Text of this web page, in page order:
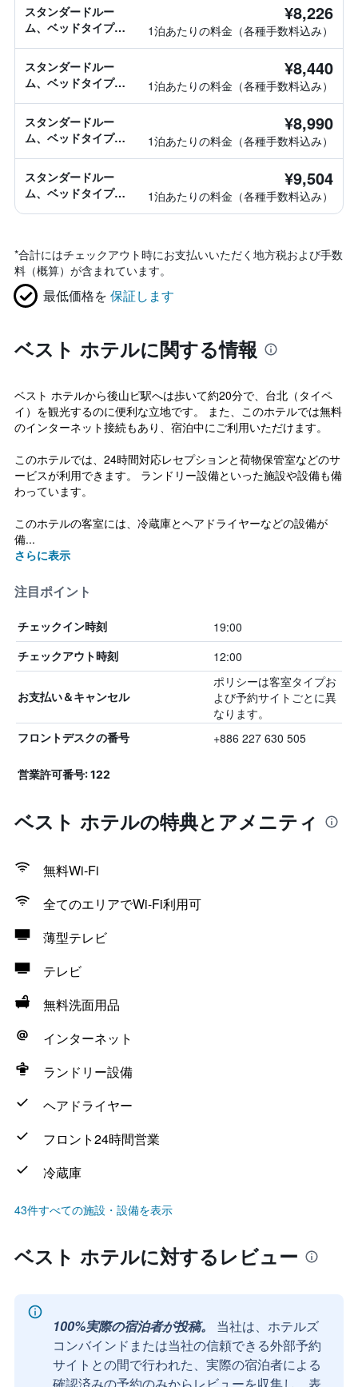
スタンダードルー
ム、ベッドタイプ情
¥8,226
1泊あたりの料金（各種手数料込み）
スタンダードルー
ム、ベッドタイプ情
¥8,440
1泊あたりの料金（各種手数料込み）
スタンダードルー
ム、ベッドタイプ情
¥8,990
1泊あたりの料金（各種手数料込み）
スタンダードルー
ム、ベッドタイプ情
¥9,504
1泊あたりの料金（各種手数料込み）
*合計にはチェックアウト時にお支払いいただく地方税および手数
料（概算）が含まれています。
最低価格を 保証します
ベスト ホテルに関する情報
ベスト ホテルから後山ピ駅へは歩いて約20分で、台北（タイペ
イ）を観光するのに便利な立地です。 また、このホテルでは無料
のインターネット接続もあり、宿泊中にご利用いただけます。
このホテルでは、24時間対応レセプションと荷物保管室などのサ
ービスが利用できます。 ランドリー設備といった施設や設備も備
わっています。
このホテルの客室には、冷蔵庫とヘアドライヤーなどの設備が
備...
さらに表示
注目ポイント
チェックイン時刻 19:00
チェックアウト時刻 12:00
お支払い＆キャンセル
ポリシーは客室タイプお
よび予約サイトごとに異
なります。
フロントデスクの番号 +886 227 630 505
営業許可番号: 122
ベスト ホテルの特典とアメニティ
無料Wi-Fi
全てのエリアでWi-Fi利用可
薄型テレビ
テレビ
無料洗面用品
インターネット
ランドリー設備
ヘアドライヤー
フロント24時間営業
冷蔵庫
43件すべての施設・設備を表示
ベスト ホテルに対するレビュー
100%実際の宿泊者が投稿。
当社は、ホテルズ
コンバインドまたは当社の信頼できる外部予約
サイトとの間で行われた、実際の宿泊者による